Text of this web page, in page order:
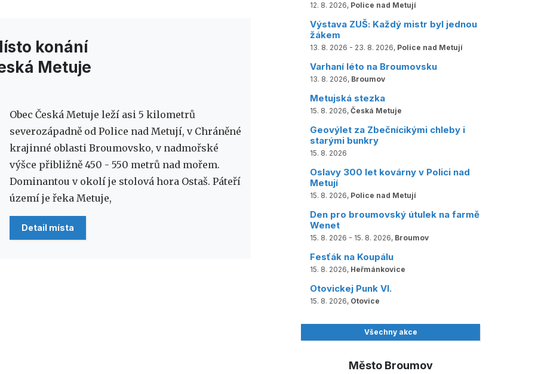
konání
Metuje
Obec Česká Metuje leží asi 5 kilometrů
severozápadně od Police nad Metují, v Chráněné
krajinné oblasti Broumovsko, v nadmořské
výšce přibližně 450 - 550 metrů nad mořem.
Dominantou v okolí je stolová hora Ostaš. Páteří
území je řeka Metuje,
Detail místa
12. 8. 2026, Police nad Metují
Výstava ZUŠ: Každý mistr byl jednou
žákem
13. 8. 2026 - 23. 8. 2026, Police nad Metují
Varhaní léto na Broumovsku
13. 8. 2026, Broumov
Metujská stezka
15. 8. 2026, Česká Metuje
Geovýlet za Zbečnícikými chleby i
starými bunkry
15. 8. 2026
Oslavy 300 let kovárny v Polici nad
Metují
15. 8. 2026, Police nad Metují
Den pro broumovský útulek na farmě
Wenet
15. 8. 2026 - 15. 8. 2026, Broumov
Fesťák na Koupálu
15. 8. 2026, Heřmánkovice
Otovickej Punk VI.
15. 8. 2026, Otovice
Všechny akce
Město Broumov